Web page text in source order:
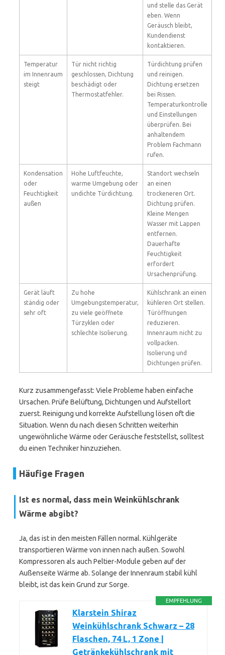
und stelle das Gerät
eben. Wenn
Geräusch bleibt,
Kundendienst
kontaktieren.
Temperatur
im Innenraum
steigt
Tür nicht richtig
geschlossen, Dichtung
beschädigt oder
Thermostatfehler.
Türdichtung prüfen
und reinigen.
Dichtung ersetzen
bei Rissen.
Temperaturkontrolle
und Einstellungen
überprüfen. Bei
anhaltendem
Problem Fachmann
rufen.
Kondensation
oder
Feuchtigkeit
außen
Hohe Luftfeuchte,
warme Umgebung oder
undichte Türdichtung.
Standort wechseln
an einen
trockeneren Ort.
Dichtung prüfen.
Kleine Mengen
Wasser mit Lappen
entfernen.
Dauerhafte
Feuchtigkeit
erfordert
Ursachenprüfung.
Gerät läuft
ständig oder
sehr oft
Zu hohe
Umgebungstemperatur,
zu viele geöffnete
Türzyklen oder
schlechte Isolierung.
Kühlschrank an einen
kühleren Ort stellen.
Türöffnungen
reduzieren.
Innenraum nicht zu
vollpacken.
Isolierung und
Dichtungen prüfen.
Kurz zusammengefasst: Viele Probleme haben einfache
Ursachen. Prüfe Belüftung, Dichtungen und Aufstellort
zuerst. Reinigung und korrekte Aufstellung lösen oft die
Situation. Wenn du nach diesen Schritten weiterhin
ungewöhnliche Wärme oder Geräusche feststellst, solltest
du einen Techniker hinzuziehen.
Häufige Fragen
Ist es normal, dass mein Weinkühlschrank
Wärme abgibt?
Ja, das ist in den meisten Fällen normal. Kühlgeräte
transportieren Wärme von innen nach außen. Sowohl
Kompressoren als auch Peltier-Module geben auf der
Außenseite Wärme ab. Solange der Innenraum stabil kühl
bleibt, ist das kein Grund zur Sorge.
EMPFEHLUNG
Klarstein Shiraz
Weinkühlschrank Schwarz – 28
Flaschen, 74 L, 1 Zone |
Getränkekühlschrank mit